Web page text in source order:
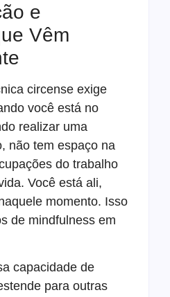
e
Vêm
circense exige
você está no
realizar uma
não tem espaço na
do trabalho
Você está ali,
momento. Isso
de mindfulness em
capacidade de
para outras